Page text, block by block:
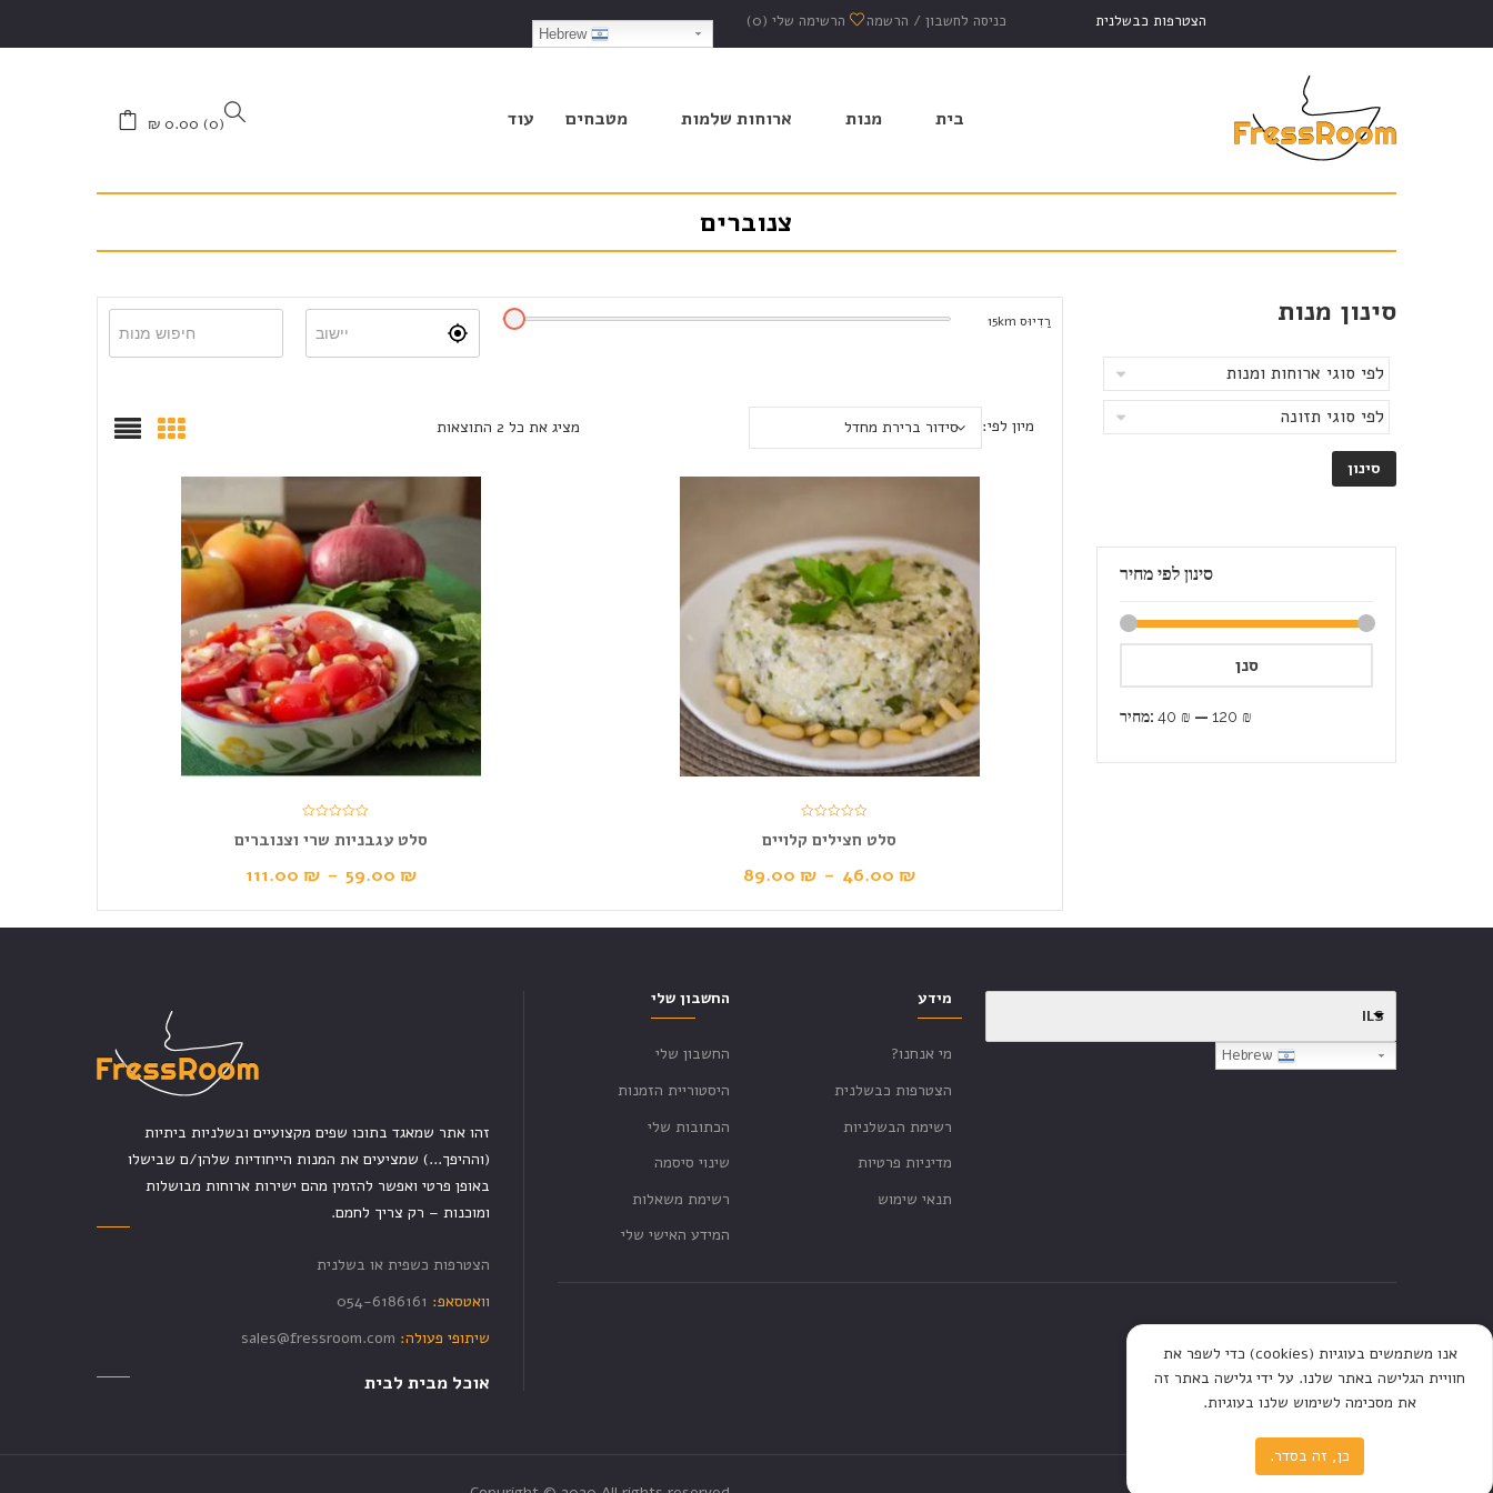
Hebrew
הצטרפות כבשלנית כניסה לחשבון / הרשמה הרשימה שלי (0)
בית מנות ארוחות שלמות מטבחים עוד 0.00
₪ 0
צנוברים
רַדִיוּס 15km
מציג את כל 2 התוצאות מיון לפי: סידור ברירת מחדל
סלט חצילים קלויים
46.00 ₪
–
89.00 ₪
סלט עגבניות שרי וצנוברים
59.00 ₪
–
111.00 ₪
סינון מנות
סינון לפי מחיר
סנן
מחיר: 40 ₪ — 120 ₪
זהו אתר שמאגד בתוכו שפים מקצועיים ובשלניות ביתיות
(וההיפך...) שמציעים את המנות הייחודיות שלהן/ם שבישלו
באופן פרטי ואפשר להזמין מהם ישירות ארוחות מבושלות
ומוכנות – רק צריך לחמם.
הצטרפות כשפית או בשלנית
וואטסאפ: 054-6186161
שיתופי פעולה: sales@fressroom.com
אוכל מבית לבית
החשבון שלי
החשבון שלי
היסטוריית הזמנות
הכתובות שלי
שינוי סיסמה
רשימת משאלות
המידע האישי שלי
מידע
מי אנחנו?
הצטרפות כבשלנית
רשימת הבשלניות
מדיניות פרטיות
תנאי שימוש
ILS
כתבות
אנו משתמשים בעוגיות (cookies) כדי לשפר את
חוויית הגלישה באתר שלנו. על ידי גלישה באתר זה
את מסכימה לשימוש שלנו בעוגיות.
כן, זה בסדר.